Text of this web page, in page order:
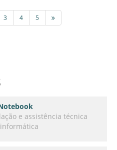
3 4 5
e assistência técnica